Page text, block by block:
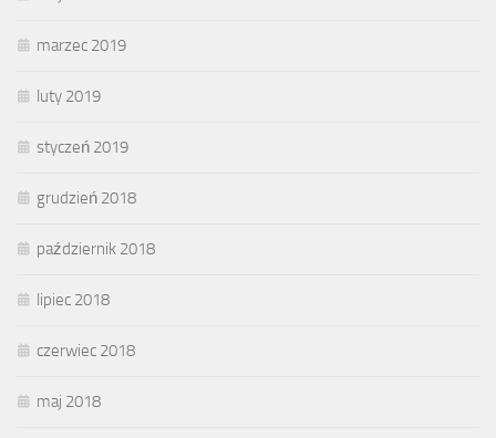
marzec 2019
luty 2019
styczeń 2019
grudzień 2018
październik 2018
lipiec 2018
czerwiec 2018
maj 2018